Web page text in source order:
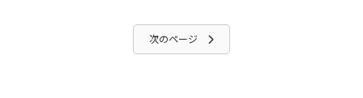
次のページ 